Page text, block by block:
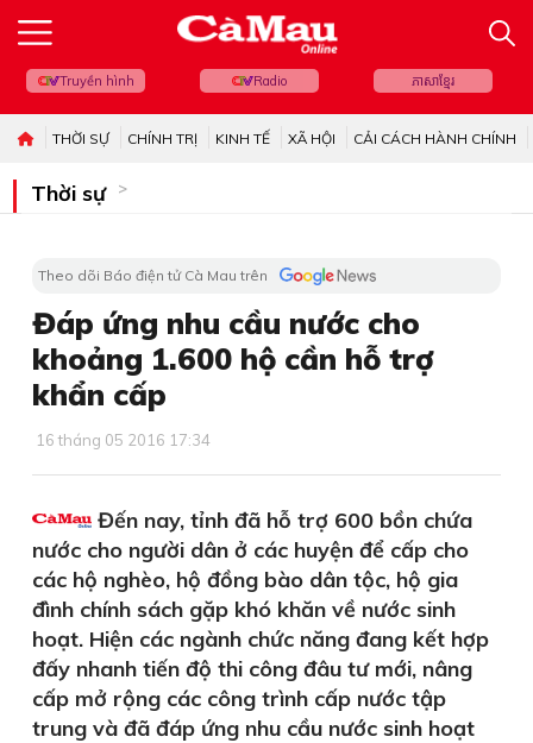
Truyền hình Radio ភាសាខ្មែរ
THỜI SỰ CHÍNH TRỊ KINH TẾ XÃ HỘI CẢI CÁCH HÀNH CHÍNH
Thời sự
Theo dõi Báo điện tử Cà Mau trên
Đáp ứng nhu cầu nước cho
khoảng 1.600 hộ cần hỗ trợ
khẩn cấp
16 tháng 05 2016 17:34
Đến nay, tỉnh đã hỗ trợ 600 bồn chứa
nước cho người dân ở các huyện để cấp cho
các hộ nghèo, hộ đồng bào dân tộc, hộ gia
đình chính sách gặp khó khăn về nước sinh
hoạt. Hiện các ngành chức năng đang kết hợp
đấy nhanh tiến độ thi công đâu tư mới, nâng
cấp mở rộng các công trình cấp nước tập
trung và đã đáp ứng nhu cầu nước sinh hoạt